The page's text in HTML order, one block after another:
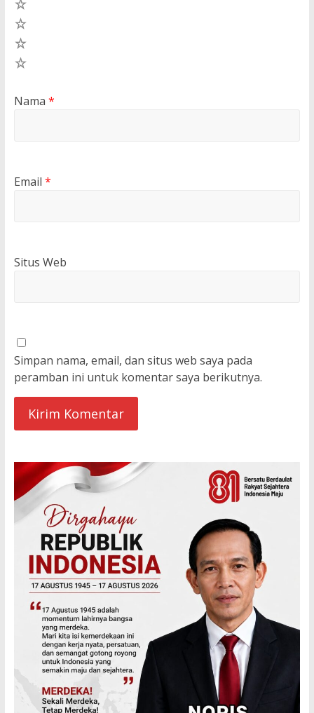
Nama *
Email *
Situs Web
Simpan nama, email, dan situs web saya pada
peramban ini untuk komentar saya berikutnya.